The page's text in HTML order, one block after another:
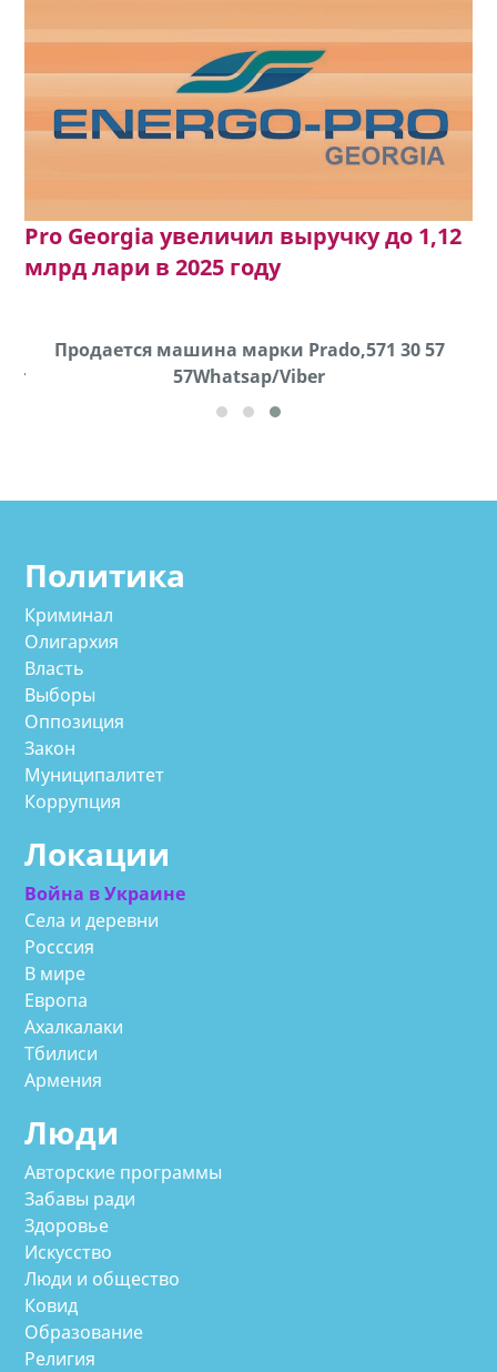
Pro Georgia увеличил выручку до 1,12
млрд лари в 2025 году
Продается машина марки Prado,571 30 57
57Whatsap/Viber
Политика
Криминал
Олигархия
Власть
Выборы
Оппозиция
Закон
Муниципалитет
Коррупция
Локации
Война в Украине
Села и деревни
Росссия
В мире
Европа
Ахалкалаки
Тбилиси
Армения
Люди
Авторские программы
Забавы ради
Здоровье
Искусство
Люди и общество
Ковид
Образование
Религия